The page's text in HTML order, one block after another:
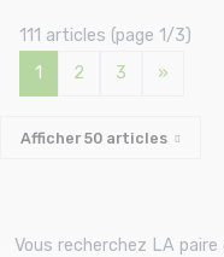
111 articles (page 1/3)
1
2 3 »
Afficher50 articles
Vous recherchez LA